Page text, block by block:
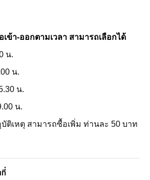
เข้า-ออกตามเวลา สามารถเลือกได้
น.
น.
น.
น.
ติเหตุ สามารถซื้อเพิ่ม ท่านละ 50 บาท